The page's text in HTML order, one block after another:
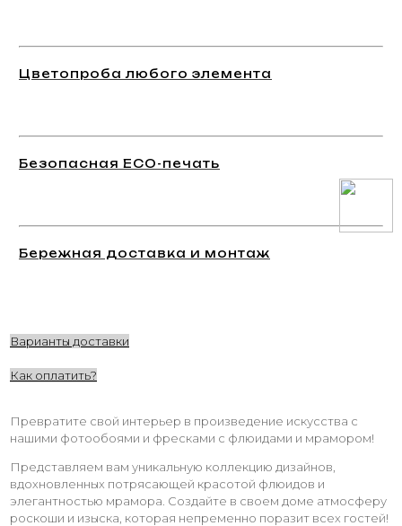
Цветопроба любого элемента
Безопасная ECO-печать
Бережная доставка и монтаж
Варианты доставки
Как оплатить?
Превратите свой интерьер в произведение искусства с
нашими фотообоями и фресками с флюидами и мрамором!
Представляем вам уникальную коллекцию дизайнов,
вдохновленных потрясающей красотой флюидов и
элегантностью мрамора. Создайте в своем доме атмосферу
роскоши и изыска, которая непременно поразит всех гостей!